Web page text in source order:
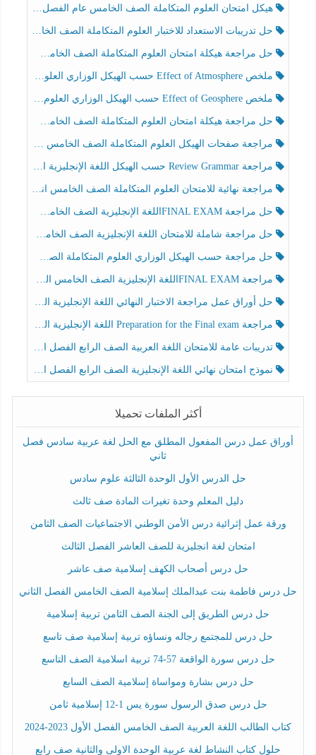
هيكل امتحان العلوم المتكاملة الصف الخامس عام الفصل الدراسي الثالث 2025-2026
حل تدريبات الاستعداد للاختبار العلوم المتكاملة الصف الخامس عام الفصل الثالث
حل مراجعة هيكلة امتحان العلوم المتكاملة الصف الخامس انسبير الفصل الثالث
ملخص Effect of Atmosphere حسب الهيكل الوزاري العلوم المتكاملة الصف الخامس انسبير الفصل الثالث
ملخص Effect of Geosphere حسب الهيكل الوزاري العلوم المتكاملة الصف الخامس انسبير الفصل الثالث
حل مراجعة هيكلة امتحان العلوم المتكاملة الصف الخامس عام الفصل الثالث
مراجعة صفحات الهيكل العلوم المتكاملة الصف الخامس انسبير الفصل الثالث
مراجعة Review Grammar حسب الهيكل اللغة الإنجليزية الصف الخامس الفصل الثالث
مراجعة نهائية للامتحان العلوم المتكاملة الصف الخامس انسبير الفصل الثالث
حل مراجعة FINAL EXAMاللغة الإنجليزية الصف الخامس الفصل الثالث
حل مراجعة شاملة للامتحان اللغة الإنجليزية الصف الخامس الفصل الثالث
حل مراجعة حسب الهيكل الوزاري العلوم المتكاملة الصف الخامس عام الفصل الثالث
مراجعة FINAL EXAMاللغة الإنجليزية الصف الخامس الفصل الثالث
حل أوراق عمل مراجعة الاختبار النهائي اللغة الإنجليزية الصف الرابع الفصل الثالث
مراجعة Preparation for the Final exam اللغة الإنجليزية الصف الرابع الفصل الثالث
تدريبات عامة للامتحان اللغة العربية الصف الرابع الفصل الثالث
نموذج امتحان نهائي اللغة الإنجليزية الصف الرابع الفصل الثالث
أكثر الملفات تحميلا
أوراق عمل درس المفعول المطلق مع الحل لغة عربية سادس فصل
ثاني
حل الدرس الأول الوحدة الثالثة علوم سادس
دليل المعلم وحدة تغيرات المادة صف ثالث
ورقة عمل إثرائية درس الأمن الوطني الاجتماعيات الصف الثامن
امتحان لغة انجليزية للصف العاشر الفصل الثالث
حل درس أصحاب الكهف إسلامية صف عاشر
حل درس فاطمة بنت عبدالملك إسلامية الصف الخامس الفصل الثاني
حل درس الطريق إلى الجنة الصف الثامن تربية إسلامية
حل درس للمجتمع رجاله ونساؤه تربية إسلامية صف تاسع
حل درس سورة الواقعة 57-74 تربية اسلامية الصف التاسع
حل درس بشارة ومواساة إسلامية الصف السابع
حل درس صدق الرسول سورة يس 1-12 إسلامية ثامن
كتاب الطالب اللغة العربية الصف الخامس الفصل الأول 2023-2024
حلول كتاب النشاط لغة عربية الوحدة الاولى والثانية صف رابع